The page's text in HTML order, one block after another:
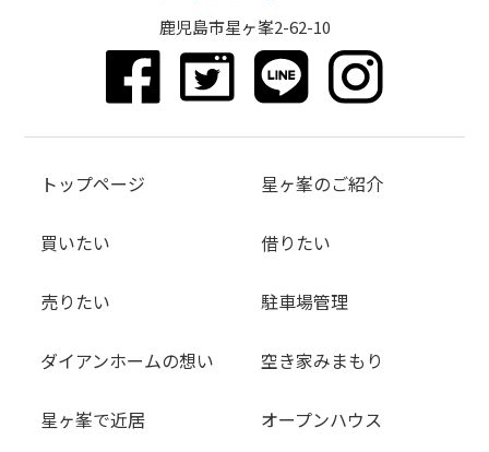
鹿児島市星ヶ峯2-62-10
トップページ 星ヶ峯のご紹介
買いたい 借りたい
売りたい 駐車場管理
ダイアンホームの想い 空き家みまもり
星ヶ峯で近居 オープンハウス